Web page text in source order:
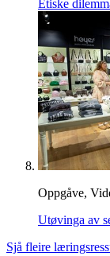
Etiske
Oppgåve,
Utøvinga av
Sjå fleire